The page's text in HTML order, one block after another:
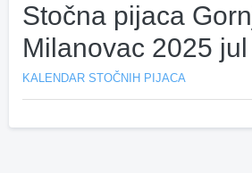
Stočna pijaca
Milanovac 2025
KALENDAR STOČNIH PIJACA